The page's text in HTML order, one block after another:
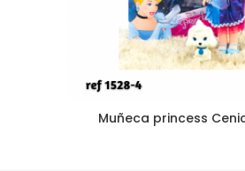
Muñeca princess